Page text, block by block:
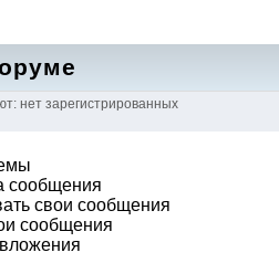
нет зарегистрированных
сообщения
свои сообщения
сообщения